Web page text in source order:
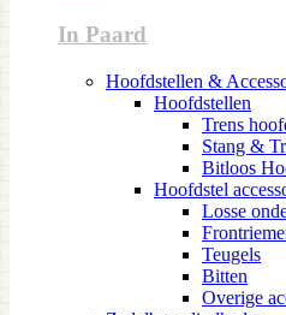
In Paard
Hoofdstellen &
Hoofdstellen
Trens
Stang &
Bitloos
Hoofdstel
Losse
Teugels
Bitten
Overige